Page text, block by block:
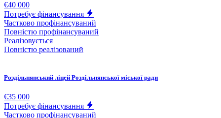
€40 000
Потребує фінансування
Частково профінансуваний
Повністю профінансуваний
Реалізовується
Повністю реалізований
Роздільнянський ліцей Роздільнянської міської ради
€35 000
Потребує фінансування
Частково профінансуваний